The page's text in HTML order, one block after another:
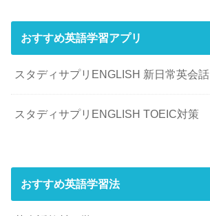
おすすめ英語学習アプリ
スタディサプリENGLISH 新日常英会話
スタディサプリENGLISH TOEIC対策
おすすめ英語学習法